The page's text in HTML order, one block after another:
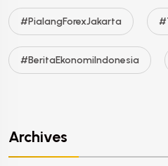
#PialangForexJakarta
#BeritaEkonomiIndonesia
Archives